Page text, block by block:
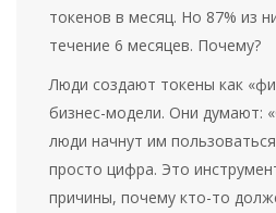
токенов в месяц. Но 87% из
течение 6 месяцев. Почему?
Люди создают токены как
бизнес-модели. Они думают:
люди начнут им
просто цифра. Это
причины, почему кто-то